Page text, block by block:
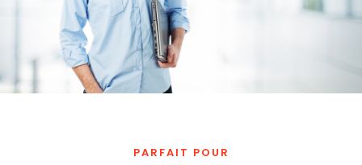
PARFAIT POUR